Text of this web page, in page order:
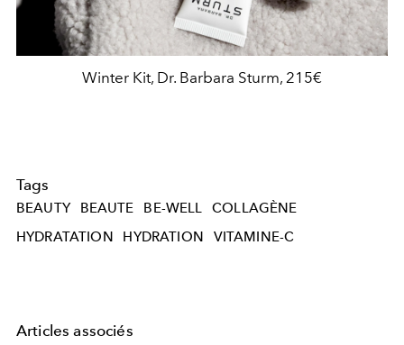
Winter Kit, Dr. Barbara Sturm, 215€
Tags
BEAUTY BEAUTE BE-WELL
COLLAGÈNE
HYDRATATION
HYDRATION VITAMINE-C
Articles associés